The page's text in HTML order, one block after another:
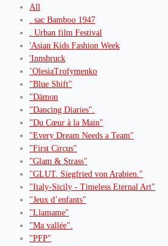
All
. sac Bamboo 1947
. Urban film Festival
'Asian Kids Fashion Week
'Innsbruck
’OlesiaTrofymenko
"Blue Shift"
"Dämon
"Dancing Diaries".
"Du Cœur à la Main"
"Every Dream Needs a Team"
"First Circus"
"Glam & Strass"
"GLUT. Siegfried von Arabien."
"Italy-Sicily - Timeless Eternal Art"
"Jeux d’enfants"
"Llamame"
"Ma vallée".
"PFP"